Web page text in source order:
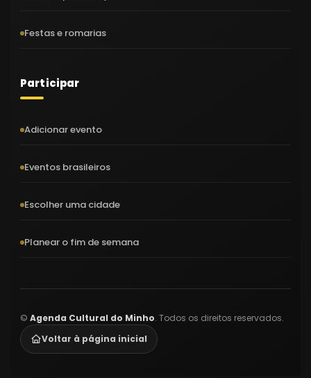
Festas e romarias
Participar
Adicionar evento
Eventos brasileiros
Escolher uma cidade
Planear o fim de semana
© Agenda Cultural do Minho. Todos os direitos reservados.
Voltar à página inicial